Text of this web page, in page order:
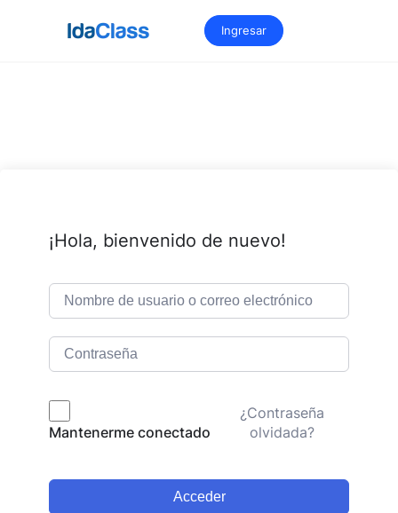
Ingresar
¡Hola, bienvenido de nuevo!
Mantenerme conectado
¿Contraseña
olvidada?
Acceder